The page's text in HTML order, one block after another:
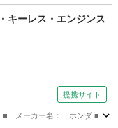
ーレス・エンジンス
提携サイト
■ メーカー名： ホンダ ■